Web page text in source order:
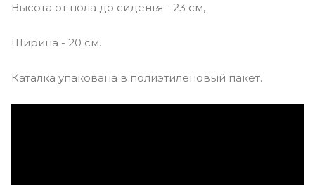
Высота от пола до сиденья - 23 см,
Ширина - 20 см.
Каталка упакована в полиэтиленовый пакет.